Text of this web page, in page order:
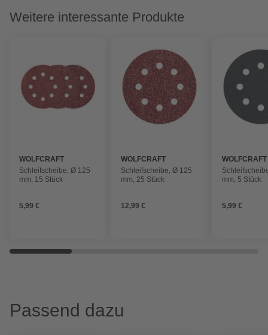
Weitere interessante Produkte
WOLFCRAFT
Schleifscheibe, Ø 125
mm, 15 Stück
5,99 €
WOLFCRAFT
Schleifscheibe, Ø 125
mm, 25 Stück
12,99 €
WOLFCRAFT
mm, 5 Stück
5,99 €
Passend dazu